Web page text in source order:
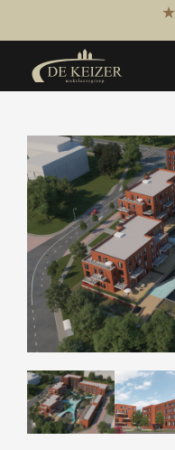
Koopaanbod
Bestaande bouw
Internationaal
Nieuwbouw
Bedrijfsaanbod
Huuraanbod
Bestaande bouw
Internationaal
Nieuwbouw
Bedrijfsaanbod
Diensten